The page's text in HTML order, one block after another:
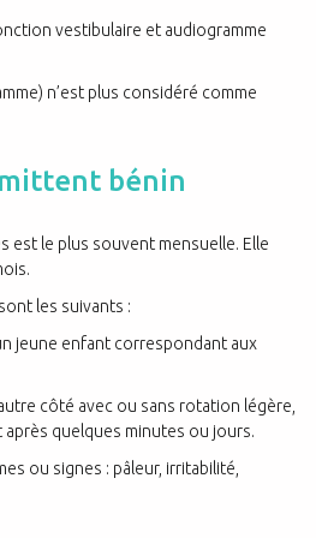
vestibulaire et audiogramme
n’est plus considéré comme
bénin
est le plus souvent mensuelle. Elle
les suivants :
jeune enfant correspondant aux
côté avec ou sans rotation légère,
quelques minutes ou jours.
ou signes : pâleur, irritabilité,